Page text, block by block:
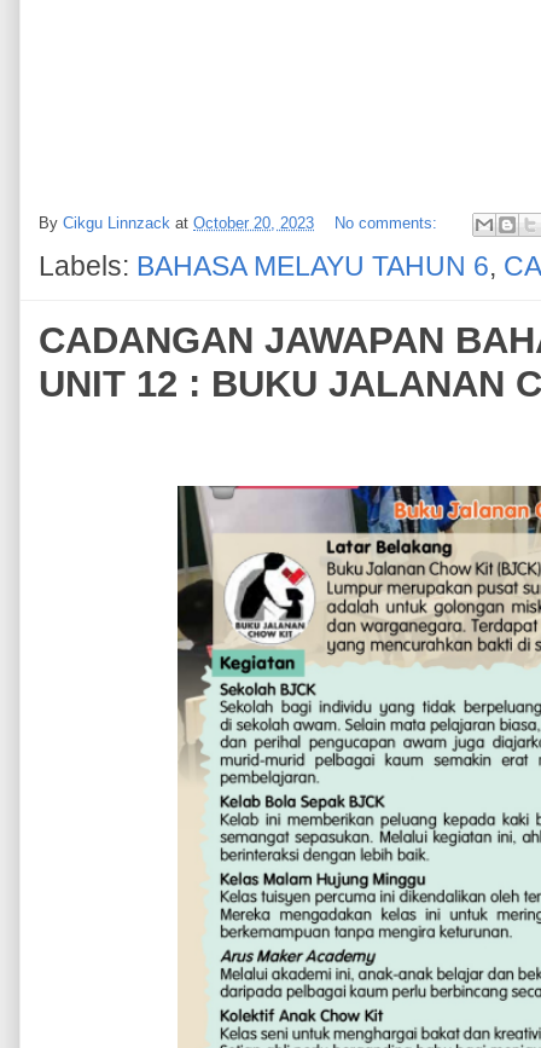
By Cikgu Linnzack at October 20, 2023 No comments:
Labels: BAHASA MELAYU TAHUN 6,
CADANGAN JAWAPAN
UNIT 12 : BUKU JALANAN